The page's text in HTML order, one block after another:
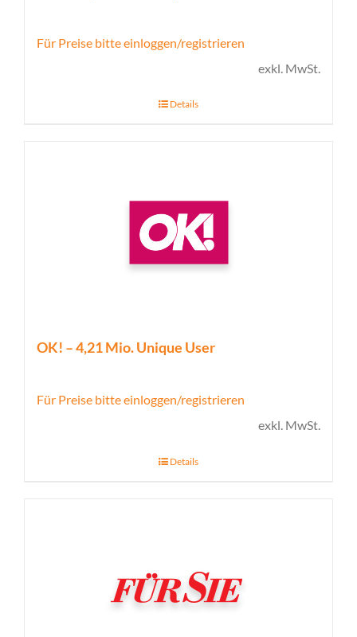
Für Preise bitte einloggen/registrieren
exkl. MwSt.
Details
OK! – 4,21 Mio. Unique User
Für Preise bitte einloggen/registrieren
exkl. MwSt.
Details